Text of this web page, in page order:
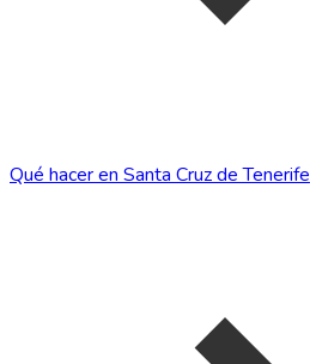
Qué hacer en Santa Cruz de Tenerife